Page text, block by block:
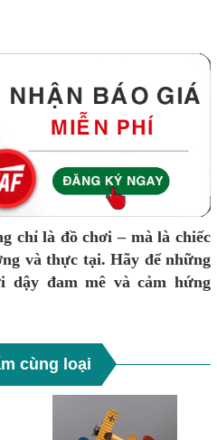
chỉ là đồ chơi – mà là chiếc
và thực tại. Hãy để những
dậy đam mê và cảm hứng
cùng loại